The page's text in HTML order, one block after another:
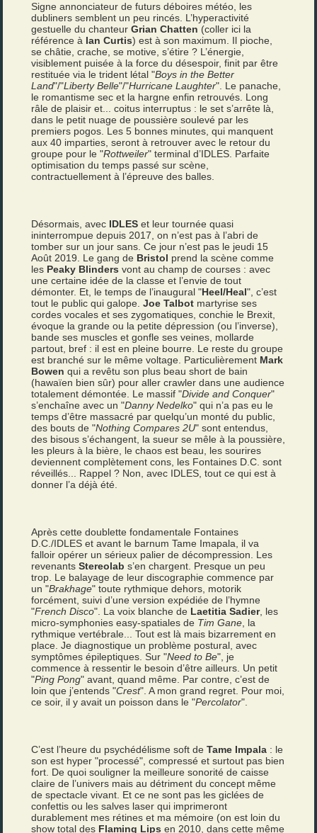
Signe annonciateur de futurs déboires météo, les
dubliners semblent un peu rincés. L’hyperactivité
gestuelle du chanteurGrian Chatten (coller ici la
référence à Ian Curtis) est à son maximum. Il pioche,
se châtie, crache, se motive, s’étire ? L’énergie,
visiblement puisée à la force du désespoir, finit par être
restituée via le trident létal "Boys in the Better
Land"/"Liberty Belle"/"Hurricane Laughter". Le panache,
le romantisme sec et la hargne enfin retrouvés. Long
râle de plaisir et... coitus interruptus : le set s’arrête là,
dans le petit nuage de poussière soulevé par les
premiers pogos. Les 5 bonnes minutes, qui manquent
aux 40 imparties, seront à retrouver avec le retour du
groupe pour le "Rottweiler" terminal d’IDLES. Parfaite
optimisation du temps passé sur scène,
contractuellement à l’épreuve des balles.
Désormais, avec IDLESet leur tournée quasi
ininterrompue depuis 2017, on n’est pas à l’abri de
tomber sur un jour sans. Ce jour n’est pas le jeudi 15
Août 2019. Le gang de Bristol prend la scène comme
les Peaky Blinders vont au champ de courses : avec
une certaine idée de la classe et l’envie de tout
démonter. Et, le temps de l’inaugural "Heel/Heal", c’est
tout le public qui galope. Joe Talbot martyrise ses
cordes vocales et ses zygomatiques, conchie le Brexit,
évoque la grande ou la petite dépression (ou l’inverse),
bande ses muscles et gonfle ses veines, mollarde
partout, bref : il est en pleine bourre. Le reste du groupe
est branché sur le même voltage. Particulièrement Mark
Bowen qui a revêtu son plus beau short de bain
(hawaïen bien sûr) pour aller crawler dans une audience
totalement démontée. Le massif "Divide and Conquer"
s’enchaîne avec un "Danny Nedelko" qui n’a pas eu le
temps d’être massacré par quelqu’un monté du public,
des bouts de "Nothing Compares 2U" sont entendus,
des bisous s’échangent, la sueur se mêle à la poussière,
les pleurs à la bière, le chaos est beau, les sourires
deviennent complètement cons, les Fontaines D.C. sont
réveillés... Rappel ? Non, avec IDLES, tout ce qui est à
donner l’a déjà été.
Après cette doublette fondamentale Fontaines
D.C./IDLES et avant le barnum Tame Imapala, il va
falloir opérer un sérieux palier de décompression. Les
revenantsStereolabs’en chargent. Presque un peu
trop. Le balayage de leur discographie commence par
un "Brakhage" toute rythmique dehors, motorik
forcément, suivi d’une version expédiée de l’hymne
"French Disco". La voix blanche de Laetitia Sadier, les
micro-symphonies easy-spatiales de Tim Gane , la
rythmique vertébrale... Tout est là mais bizarrement en
place. Je diagnostique un problème postural, avec
symptômes épileptiques. Sur "Need to Be", je
commence à ressentir le besoin d’être ailleurs. Un petit
"Ping Pong" avant, quand même. Par contre, c’est de
loin que j’entends "Crest". A mon grand regret. Pour moi,
ce soir, il y avait un poisson dans le "Percolator".
C’est l’heure du psychédélisme soft deTame Impala : le
son est hyper "processé", compressé et surtout pas bien
fort. De quoi souligner la meilleure sonorité de caisse
claire de l’univers mais au détriment du concept même
de spectacle vivant. Et ce ne sont pas les giclées de
confettis ou les salves laser qui imprimeront
durablement mes rétines et ma mémoire (on est loin du
show total des Flaming Lips en 2010, dans cette même